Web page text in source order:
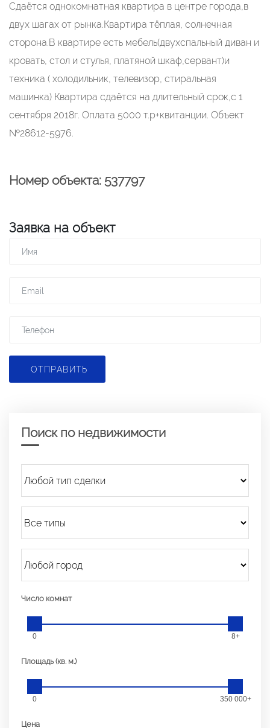
Сдаётся однокомнатная квартира в центре города,в
двух шагах от рынка.Квартира тёплая, солнечная
сторона.В квартире есть мебель(двухспальный диван и
кровать, стол и стулья, платяной шкаф,сервант)и
техника ( холодильник, телевизор, стиральная
машинка) Квартира сдаётся на длительный срок,с 1
сентября 2018г. Оплата 5000 т.р+квитанции. Объект
№28612-5976.
Номер объекта: 537797
Заявка на объект
ОТПРАВИТЬ
Поиск по недвижимости
Число комнат
0 8+
Площадь (кв. м.)
0 350 000+
Цена